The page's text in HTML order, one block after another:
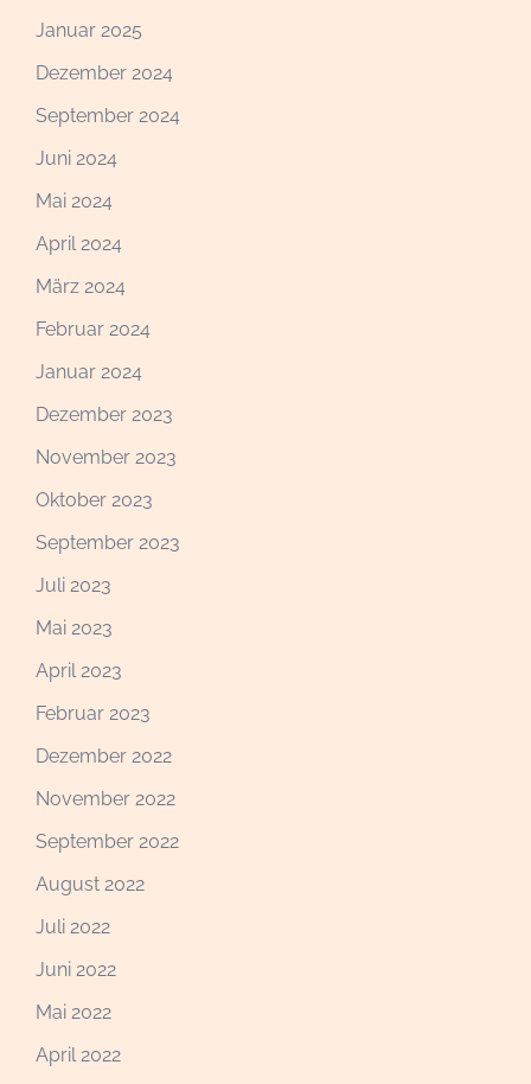
Januar 2025
Dezember 2024
September 2024
Juni 2024
Mai 2024
April 2024
März 2024
Februar 2024
Januar 2024
Dezember 2023
November 2023
Oktober 2023
September 2023
Juli 2023
Mai 2023
April 2023
Februar 2023
Dezember 2022
November 2022
September 2022
August 2022
Juli 2022
Juni 2022
Mai 2022
April 2022